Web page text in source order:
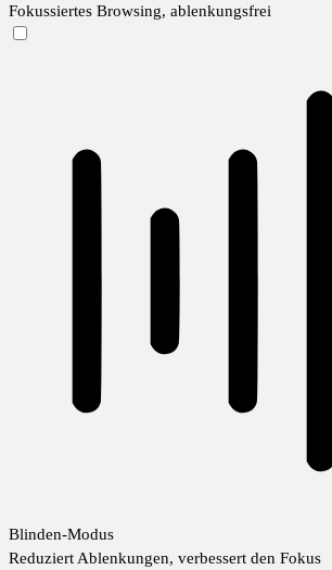
Fokussiertes Browsing, ablenkungsfrei
Blinden-Modus
Reduziert Ablenkungen, verbessert den Fokus